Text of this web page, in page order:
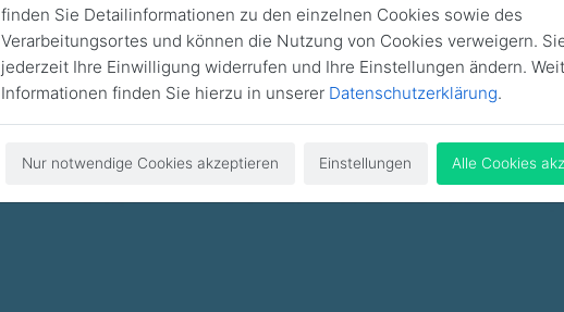
finden Sie Detailinformationen zu den einzelnen Cookies sowie des
Verarbeitungsortes und können die Nutzung von Cookies verweigern.
jederzeit Ihre Einwilligung widerrufen und Ihre Einstellungen ändern.
Informationen finden Sie hierzu in unserer Datenschutzerklärung.
Nur notwendige Cookies akzeptieren Einstellungen Alle Cookies